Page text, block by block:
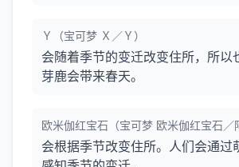
Ｙ（宝可梦 Ｘ／Ｙ）
会随着季节的变迁改变住所，所以
芽鹿会带来春天。
欧米伽红宝石（宝可梦 欧米伽红宝石／
会根据季节改变住所。人们会通过